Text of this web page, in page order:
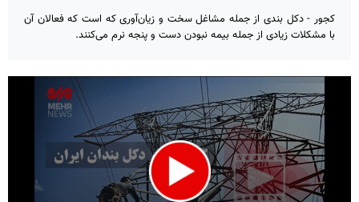
کجور - دکل بندی از جمله مشاغل سخت و زیان‌آوری که است که فعالان آن
با مشکلات زیادی از جمله بیمه نبودن دست و پنجه نرم می‌کنند.